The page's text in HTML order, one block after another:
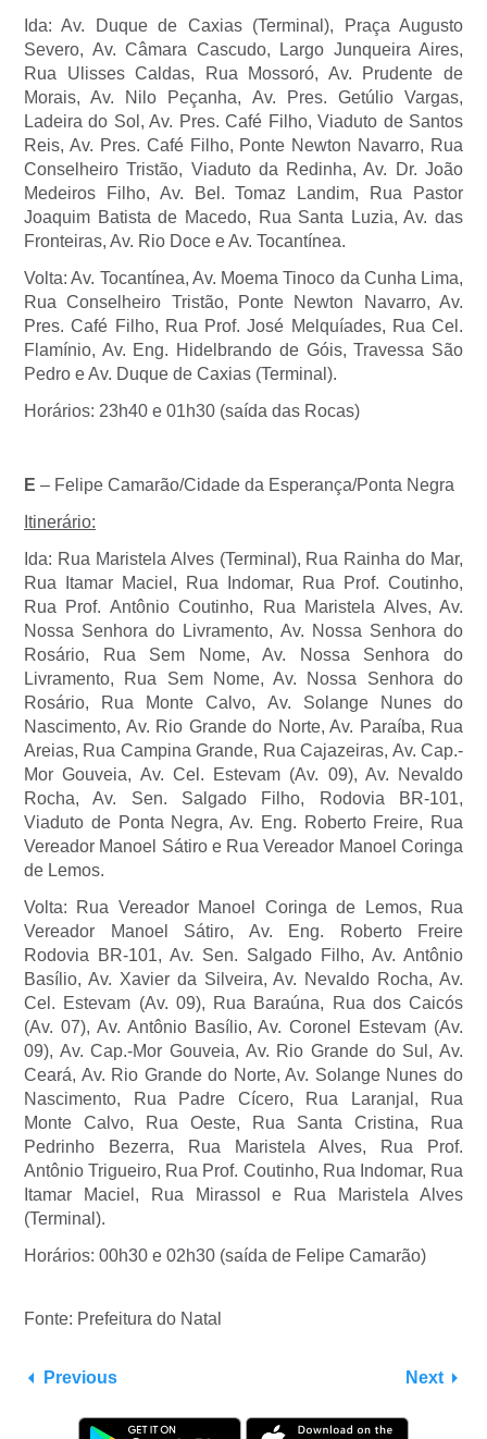
Ida: Av. Duque de Caxias (Terminal), Praça Augusto
Severo, Av. Câmara Cascudo, Largo Junqueira Aires,
Rua Ulisses Caldas, Rua Mossoró, Av. Prudente de
Morais, Av. Nilo Peçanha, Av. Pres. Getúlio Vargas,
Ladeira do Sol, Av. Pres. Café Filho, Viaduto de Santos
Reis, Av. Pres. Café Filho, Ponte Newton Navarro, Rua
Conselheiro Tristão, Viaduto da Redinha, Av. Dr. João
Medeiros Filho, Av. Bel. Tomaz Landim, Rua Pastor
Joaquim Batista de Macedo, Rua Santa Luzia, Av. das
Fronteiras, Av. Rio Doce e Av. Tocantínea.
Volta: Av. Tocantínea, Av. Moema Tinoco da Cunha Lima,
Rua Conselheiro Tristão, Ponte Newton Navarro, Av.
Pres. Café Filho, Rua Prof. José Melquíades, Rua Cel.
Flamínio, Av. Eng. Hidelbrando de Góis, Travessa São
Pedro e Av. Duque de Caxias (Terminal).
Horários: 23h40 e 01h30 (saída das Rocas)
E – Felipe Camarão/Cidade da Esperança/Ponta Negra
Itinerário:
Ida: Rua Maristela Alves (Terminal), Rua Rainha do Mar,
Rua Itamar Maciel, Rua Indomar, Rua Prof. Coutinho,
Rua Prof. Antônio Coutinho, Rua Maristela Alves, Av.
Nossa Senhora do Livramento, Av. Nossa Senhora do
Rosário, Rua Sem Nome, Av. Nossa Senhora do
Livramento, Rua Sem Nome, Av. Nossa Senhora do
Rosário, Rua Monte Calvo, Av. Solange Nunes do
Nascimento, Av. Rio Grande do Norte, Av. Paraíba, Rua
Areias, Rua Campina Grande, Rua Cajazeiras, Av. Cap.-
Mor Gouveia, Av. Cel. Estevam (Av. 09), Av. Nevaldo
Rocha, Av. Sen. Salgado Filho, Rodovia BR-101,
Viaduto de Ponta Negra, Av. Eng. Roberto Freire, Rua
Vereador Manoel Sátiro e Rua Vereador Manoel Coringa
de Lemos.
Volta: Rua Vereador Manoel Coringa de Lemos, Rua
Vereador Manoel Sátiro, Av. Eng. Roberto Freire
Rodovia BR-101, Av. Sen. Salgado Filho, Av. Antônio
Basílio, Av. Xavier da Silveira, Av. Nevaldo Rocha, Av.
Cel. Estevam (Av. 09), Rua Baraúna, Rua dos Caicós
(Av. 07), Av. Antônio Basílio, Av. Coronel Estevam (Av.
09), Av. Cap.-Mor Gouveia, Av. Rio Grande do Sul, Av.
Ceará, Av. Rio Grande do Norte, Av. Solange Nunes do
Nascimento, Rua Padre Cícero, Rua Laranjal, Rua
Monte Calvo, Rua Oeste, Rua Santa Cristina, Rua
Pedrinho Bezerra, Rua Maristela Alves, Rua Prof.
Antônio Trigueiro, Rua Prof. Coutinho, Rua Indomar, Rua
Itamar Maciel, Rua Mirassol e Rua Maristela Alves
(Terminal).
Horários: 00h30 e 02h30 (saída de Felipe Camarão)
Fonte: Prefeitura do Natal
Previous Next